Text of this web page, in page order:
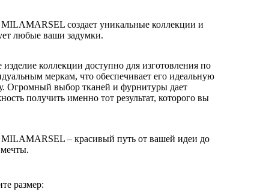
MILAMARSEL создает уникальные коллекции и
любые ваши задумки.
коллекции доступно для изготовления по
меркам, что обеспечивает его идеальную
Огромный выбор тканей и фурнитуры дает
получить именно тот результат, которого вы
MILAMARSEL – красивый путь от вашей идеи до
размер: